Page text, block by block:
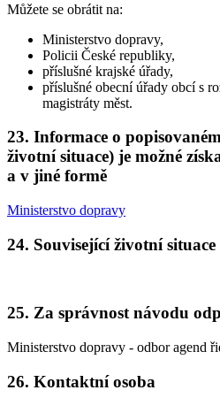
Můžete se obrátit na:
Ministerstvo dopravy,
Policii České republiky,
příslušné krajské úřady,
příslušné obecní úřady obcí s
magistráty měst.
23. Informace o
životní situace) je možné
a v jiné formě
Ministerstvo dopravy
24. Související životní
25. Za správnost návodu
Ministerstvo dopravy - odbor agend
26. Kontaktní osoba